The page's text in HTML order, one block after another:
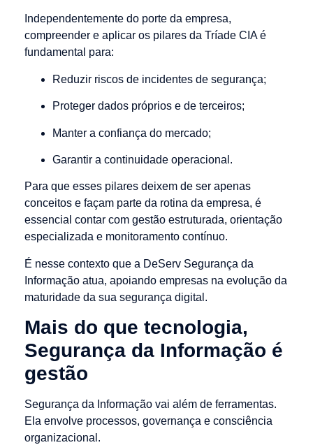
Independentemente do porte da empresa,
compreender e aplicar os pilares da Tríade CIA é
fundamental para:
Reduzir riscos de incidentes de segurança;
Proteger dados próprios e de terceiros;
Manter a confiança do mercado;
Garantir a continuidade operacional.
Para que esses pilares deixem de ser apenas
conceitos e façam parte da rotina da empresa, é
essencial contar com gestão estruturada, orientação
especializada e monitoramento contínuo.
É nesse contexto que a DeServ Segurança da
Informação atua, apoiando empresas na evolução da
maturidade da sua segurança digital.
Mais do que tecnologia,
Segurança da Informação é
gestão
Segurança da Informação vai além de ferramentas.
Ela envolve processos, governança e consciência
organizacional.